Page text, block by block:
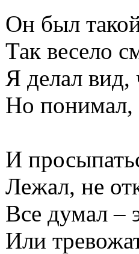
Он был
Так весело
Я делал вид,
Но понимал,
И
Лежал, не
Все думал –
Или